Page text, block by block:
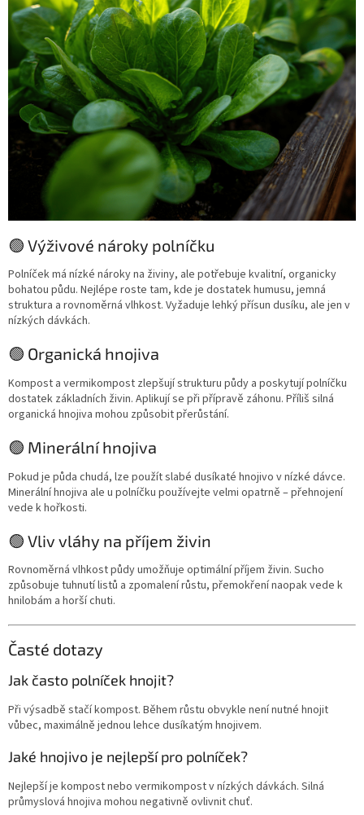
🟢 Výživové nároky polníčku
Polníček má nízké nároky na živiny, ale potřebuje kvalitní, organicky
bohatou půdu. Nejlépe roste tam, kde je dostatek humusu, jemná
struktura a rovnoměrná vlhkost. Vyžaduje lehký přísun dusíku, ale jen v
nízkých dávkách.
🟢 Organická hnojiva
Kompost a vermikompost zlepšují strukturu půdy a poskytují polníčku
dostatek základních živin. Aplikují se při přípravě záhonu. Příliš silná
organická hnojiva mohou způsobit přerůstání.
🟢 Minerální hnojiva
Pokud je půda chudá, lze použít slabé dusíkaté hnojivo v nízké dávce.
Minerální hnojiva ale u polníčku používejte velmi opatrně – přehnojení
vede k hořkosti.
🟢 Vliv vláhy na příjem živin
Rovnoměrná vlhkost půdy umožňuje optimální příjem živin. Sucho
způsobuje tuhnutí listů a zpomalení růstu, přemokření naopak vede k
hnilobám a horší chuti.
Časté dotazy
Jak často polníček hnojit?
Při výsadbě stačí kompost. Během růstu obvykle není nutné hnojit
vůbec, maximálně jednou lehce dusíkatým hnojivem.
Jaké hnojivo je nejlepší pro polníček?
Nejlepší je kompost nebo vermikompost v nízkých dávkách. Silná
průmyslová hnojiva mohou negativně ovlivnit chuť.